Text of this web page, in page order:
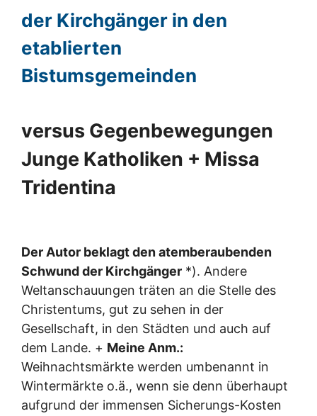
der Kirchgänger in den
etablierten
Bistumsgemeinden
versus Gegenbewegungen
Junge Katholiken + Missa
Tridentina
Der Autor beklagt den atemberaubenden
Schwund der Kirchgänger *). Andere
Weltanschauungen träten an die Stelle des
Christentums, gut zu sehen in der
Gesellschaft, in den Städten und auch auf
dem Lande. + Meine Anm.:
Weihnachtsmärkte werden umbenannt in
Wintermärkte o.ä., wenn sie denn überhaupt
aufgrund der immensen Sicherungs-Kosten